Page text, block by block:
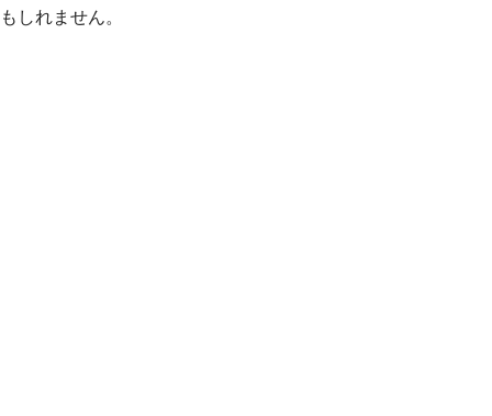
もしれません。